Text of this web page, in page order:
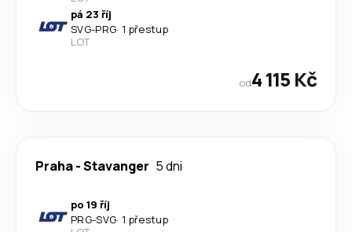
pá 23 říj
SVG-PRG· 1 přestup
LOT
od4 115 Kč
Praha-Stavanger 5 dni
po 19 říj
PRG-SVG· 1 přestup